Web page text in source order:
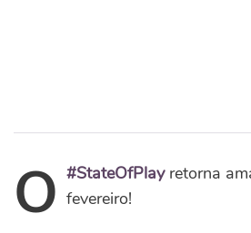
O#StateOfPlayretorna
fevereiro!